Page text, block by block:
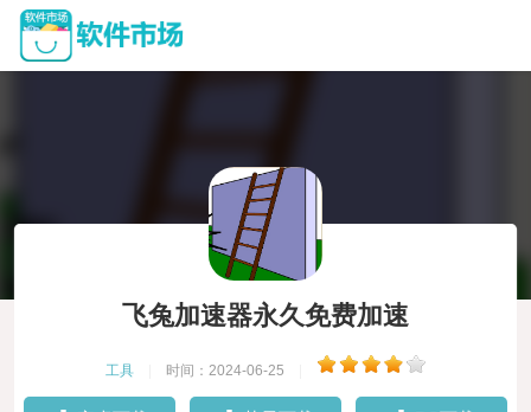
飞兔加速器永久免费加速
工具 时间：2024-06-25